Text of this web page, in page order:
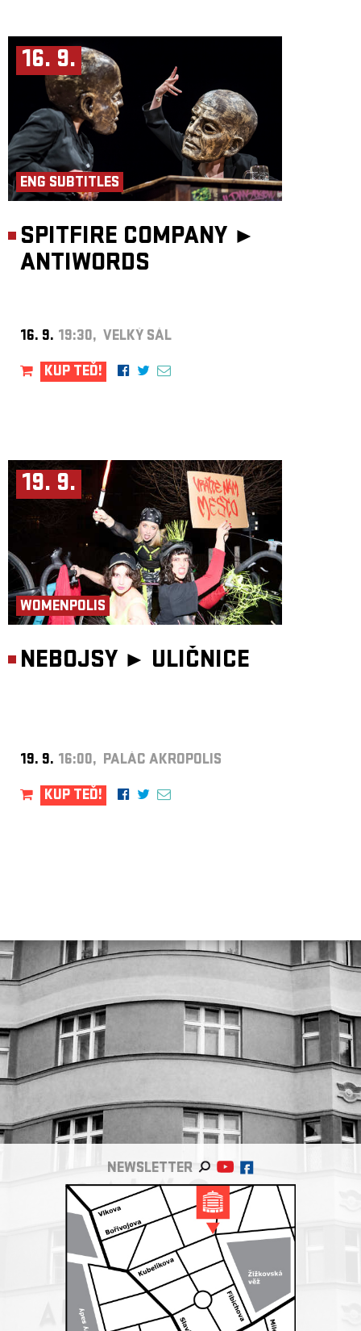
16. 9.
ENG SUBTITLES
SPITFIRE COMPANY ►
ANTIWORDS
16. 9. 19:30, VELKÝ SÁL
KUP TEĎ!
19. 9.
WOMENPOLIS
NEBOJSY ► ULIČNICE
19. 9. 16:00, PALÁC AKROPOLIS
KUP TEĎ!
NEWSLETTER